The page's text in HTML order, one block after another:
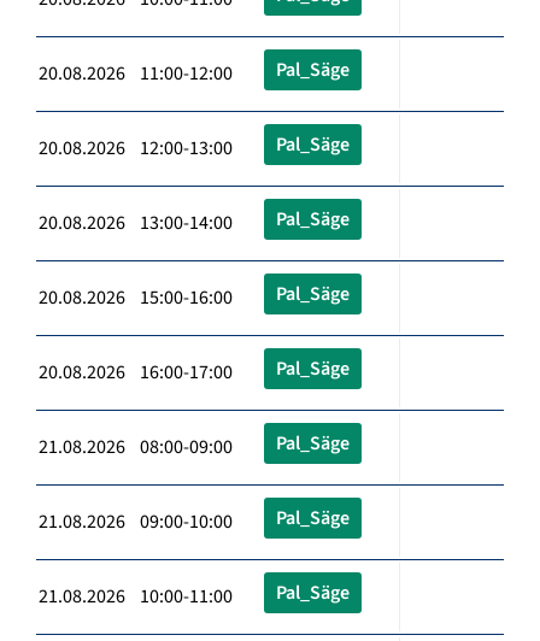
20.08.2026 11:00-12:00 Pal_Säge
20.08.2026 12:00-13:00 Pal_Säge
20.08.2026 13:00-14:00 Pal_Säge
20.08.2026 15:00-16:00 Pal_Säge
20.08.2026 16:00-17:00 Pal_Säge
21.08.2026 08:00-09:00 Pal_Säge
21.08.2026 09:00-10:00 Pal_Säge
21.08.2026 10:00-11:00 Pal_Säge